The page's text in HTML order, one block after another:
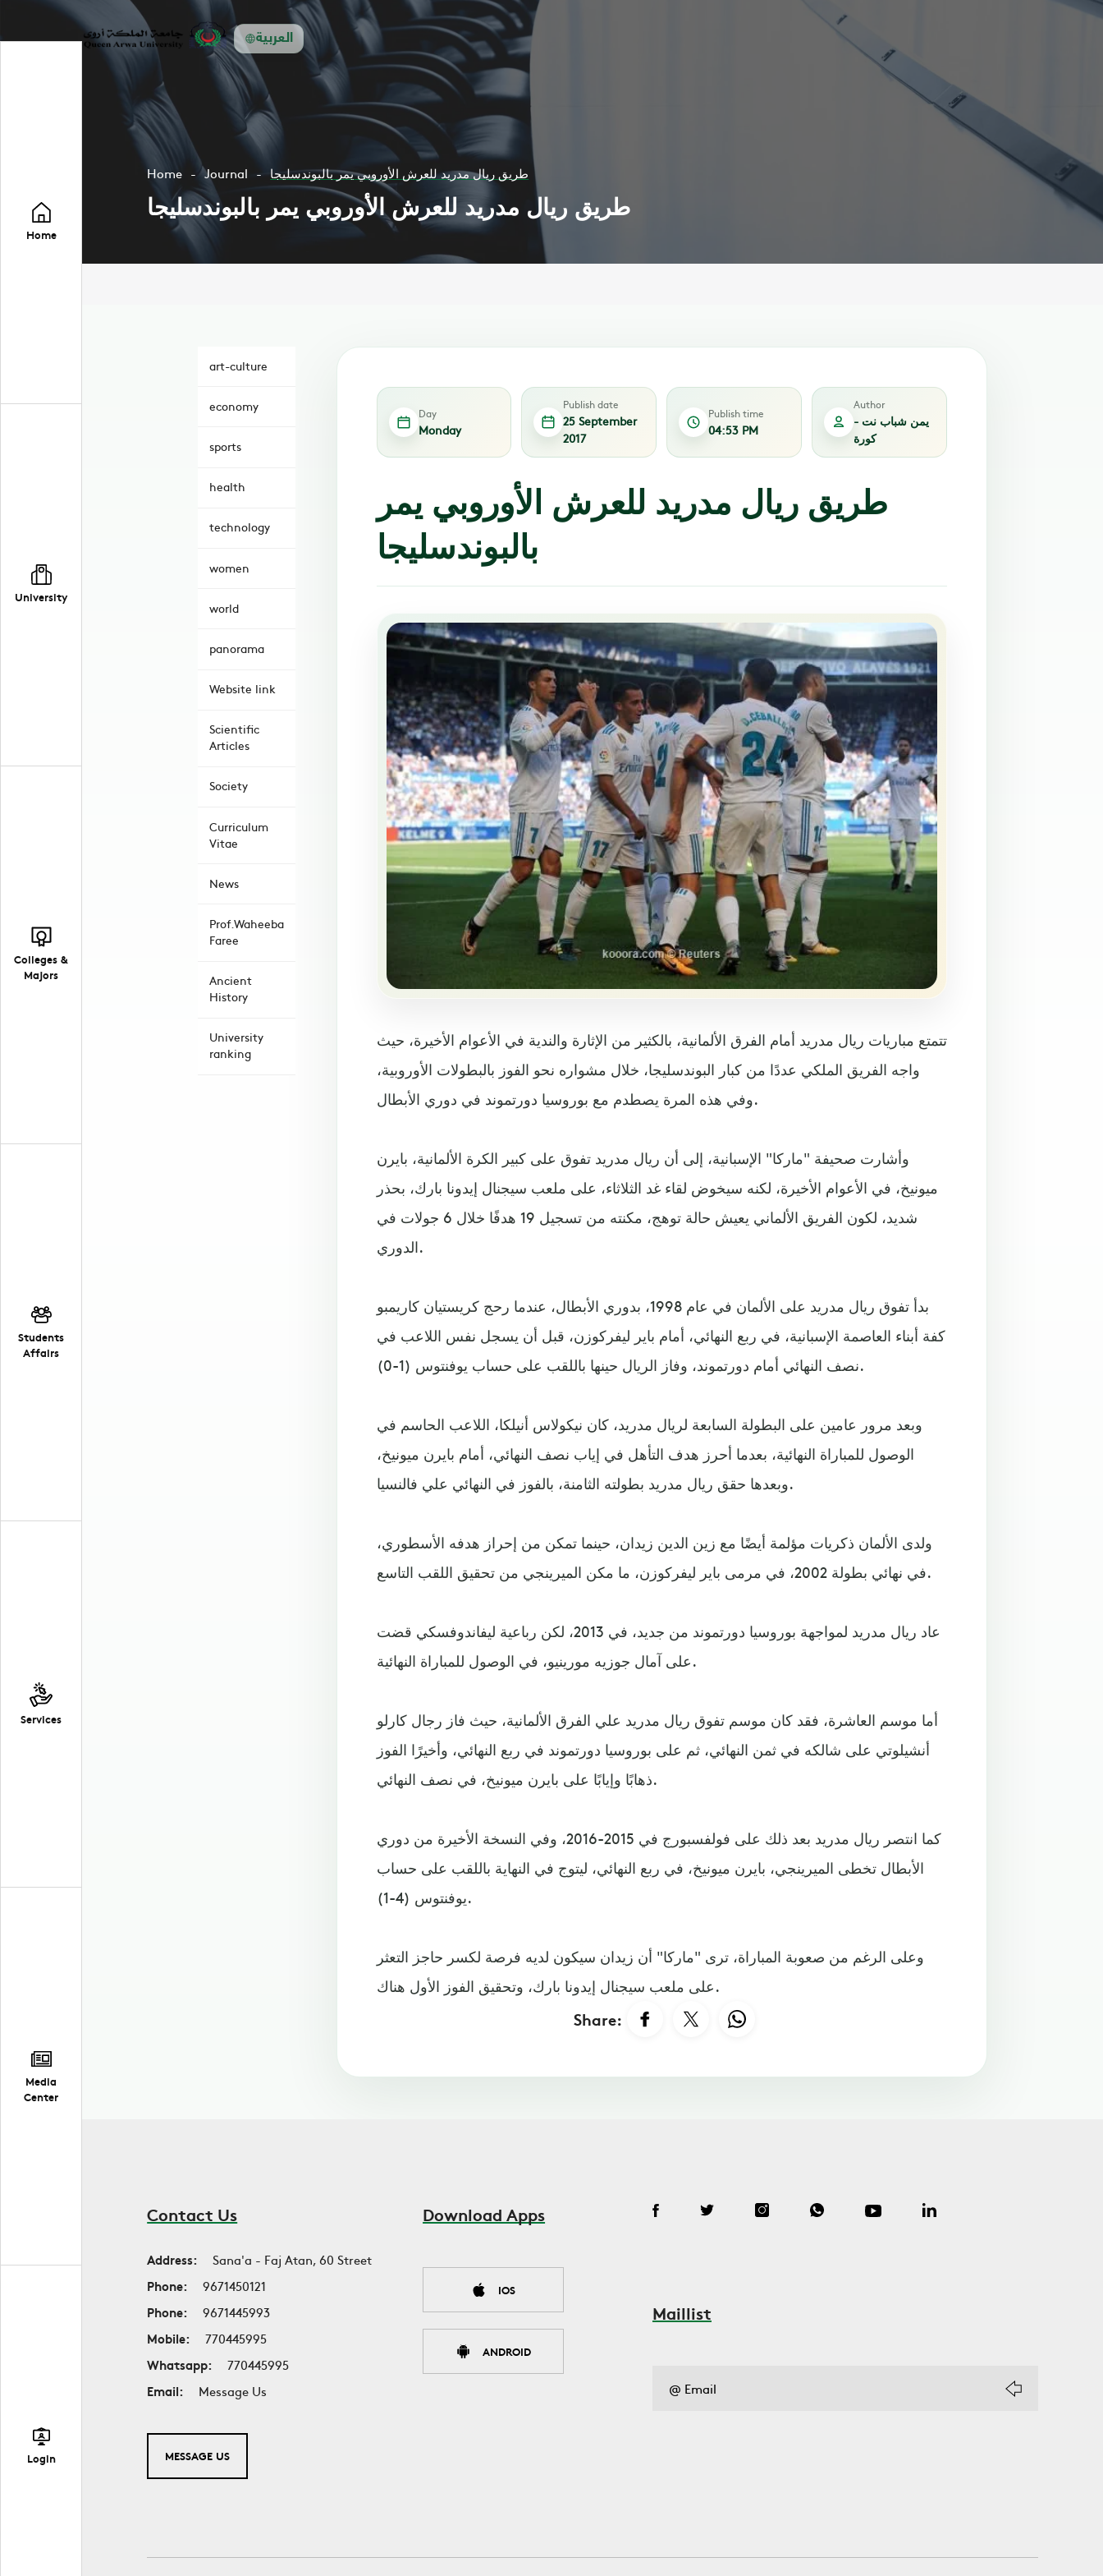
العربية
Home
University
Colleges &
Majors
Students
Affairs
Services
Media
Center
Login
Home Journal طريق ريال مدريد للعرش الأوروبي يمر بالبوندسليجا
طريق ريال مدريد للعرش الأوروبي يمر بالبوندسليجا
art-culture
economy
sports
health
technology
women
world
panorama
Website link
Scientific
Articles
Society
Curriculum
Vitae
News
Prof.Waheeba
Faree
Ancient
History
University
ranking
Day
Monday
Publish date
25 September
2017
Publish time
04:53 PM
Author
يمن شباب نت -
كورة
طريق ريال مدريد للعرش الأوروبي يمر
بالبوندسليجا
تتمتع مباريات ريال مدريد أمام الفرق الألمانية، بالكثير من الإثارة والندية في الأعوام الأخيرة، حيث
واجه الفريق الملكي عددًا من كبار البوندسليجا، خلال مشواره نحو الفوز بالبطولات الأوروبية،
وفي هذه المرة يصطدم مع بوروسيا دورتموند في دوري الأبطال.
وأشارت صحيفة "ماركا" الإسبانية، إلى أن ريال مدريد تفوق على كبير الكرة الألمانية، بايرن
ميونيخ، في الأعوام الأخيرة، لكنه سيخوض لقاء غد الثلاثاء، على ملعب سيجنال إيدونا بارك، بحذر
شديد، لكون الفريق الألماني يعيش حالة توهج، مكنته من تسجيل 19 هدفًا خلال 6 جولات في
الدوري.
بدأ تفوق ريال مدريد على الألمان في عام 1998، بدوري الأبطال، عندما رحج كريستيان كاريمبو
كفة أبناء العاصمة الإسبانية، في ربع النهائي، أمام باير ليفركوزن، قبل أن يسجل نفس اللاعب في
نصف النهائي أمام دورتموند، وفاز الريال حينها باللقب على حساب يوفنتوس (1-0).
وبعد مرور عامين على البطولة السابعة لريال مدريد، كان نيكولاس أنيلكا، اللاعب الحاسم في
الوصول للمباراة النهائية، بعدما أحرز هدف التأهل في إياب نصف النهائي، أمام بايرن ميونيخ،
وبعدها حقق ريال مدريد بطولته الثامنة، بالفوز في النهائي علي فالنسيا.
ولدى الألمان ذكريات مؤلمة أيضًا مع زين الدين زيدان، حينما تمكن من إحراز هدفه الأسطوري،
في نهائي بطولة 2002، في مرمى باير ليفركوزن، ما مكن الميرينجي من تحقيق اللقب التاسع.
عاد ريال مدريد لمواجهة بوروسيا دورتموند من جديد، في 2013، لكن رباعية ليفاندوفسكي قضت
على آمال جوزيه مورينيو، في الوصول للمباراة النهائية.
أما موسم العاشرة، فقد كان موسم تفوق ريال مدريد علي الفرق الألمانية، حيث فاز رجال كارلو
أنشيلوتي على شالكه في ثمن النهائي، ثم على بوروسيا دورتموند في ربع النهائي، وأخيرًا الفوز
ذهابًا وإيابًا على بايرن ميونيخ، في نصف النهائي.
كما انتصر ريال مدريد بعد ذلك على فولفسبورج في 2015-2016، وفي النسخة الأخيرة من دوري
الأبطال تخطى الميرينجي، بايرن ميونيخ، في ربع النهائي، ليتوج في النهاية باللقب على حساب
يوفنتوس (4-1).
وعلى الرغم من صعوبة المباراة، ترى "ماركا" أن زيدان سيكون لديه فرصة لكسر حاجز التعثر
على ملعب سيجنال إيدونا بارك، وتحقيق الفوز الأول هناك.
Share:
Contact Us
Address:
Sana'a - Faj Atan, 60 Street
Phone:
9671450121
Phone:
9671445993
Mobile:
770445995
Whatsapp:
770445995
Email:
Message Us
MESSAGE US
Download Apps
IOS
ANDROID
Maillist